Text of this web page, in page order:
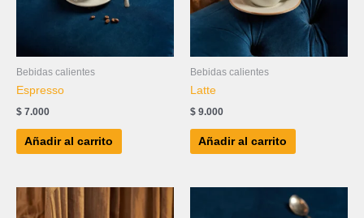
Bebidas calientes
Espresso
$ 7.000
Añadir al carrito
Bebidas calientes
Latte
$ 9.000
Añadir al carrito